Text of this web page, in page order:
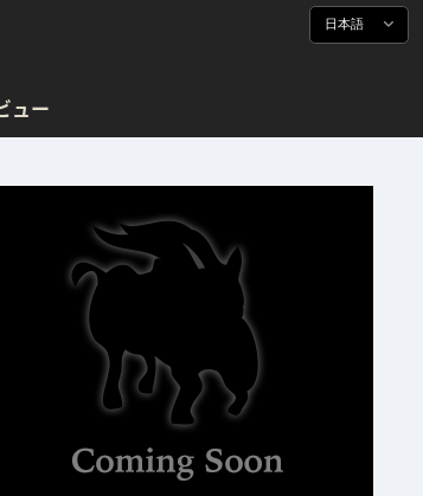
日本語
ュー